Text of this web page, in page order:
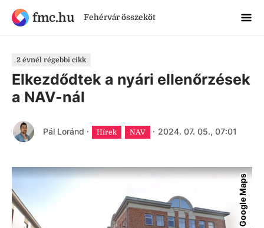
fmc.hu Fehérvár összeköt
2 évnél régebbi cikk
Elkezdődtek a nyári ellenőrzések
a NAV-nál
Pál Loránd · Hírek NAV · 2024. 07. 05., 07:01
Google Maps